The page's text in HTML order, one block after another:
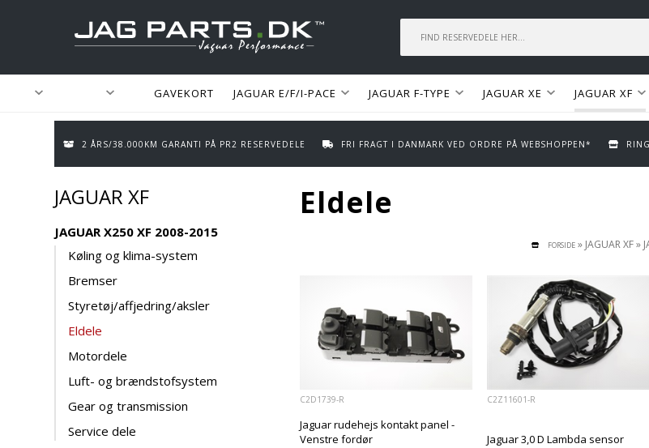
GAVEKORT JAGUAR E/F/I-PACE JAGUAR F-TYPE JAGUAR XE JAGUAR XF
2 ÅRS/38.000KM GARANTI PÅ PR2 RESERVEDELE FRI FRAGT I DANMARK VED ORDRE PÅ WEBSHOPPEN*
JAGUAR XF
JAGUAR X250 XF 2008-2015
Køling og klima-system
Bremser
Styretøj/affjedring/aksler
Eldele
Motordele
Luft- og brændstofsystem
Gear og transmission
Service dele
Eldele
FORSIDE» JAGUAR XF»
C2D1739-R
Jaguar rudehejs kontakt panel -
Venstre fordør
C2Z11601-R
Jaguar 3,0 D Lambda sensor